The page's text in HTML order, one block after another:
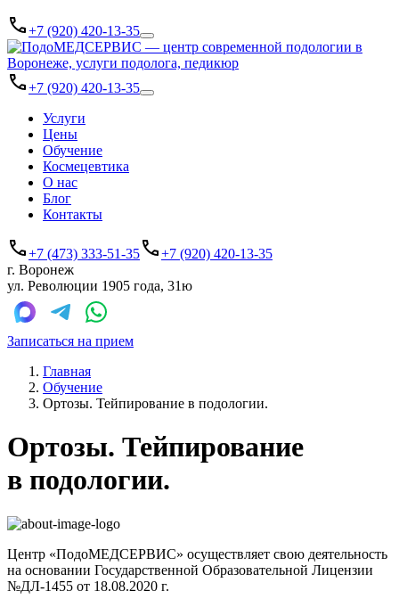
+7 (920) 420-13-35
+7 (920) 420-13-35
Услуги
Цены
Обучение
Космецевтика
О нас
Блог
Контакты
+7 (473) 333-51-35
+7 (920) 420-13-35
г. Воронеж
ул. Революции 1905 года, 31ю
Записаться на прием
Главная
Обучение
Ортозы. Тейпирование в подологии.
Ортозы. Тейпирование
в подологии.
Центр «ПодоМЕДСЕРВИС» осуществляет свою деятельность
на основании Государственной Образовательной Лицензии
№ДЛ-1455 от 18.08.2020 г.